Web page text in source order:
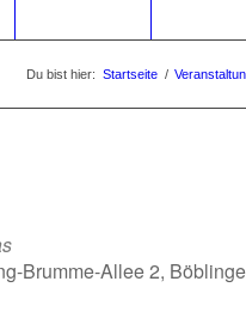
Du bist hier: Startseite /
Brumme-Allee 2,